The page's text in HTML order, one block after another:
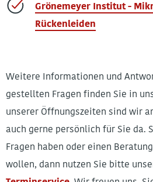
Grönemeyer Institut -
Rückenleiden
Weitere Informationen und
gestellten Fragen finden Sie in
unserer Öffnungszeiten sind wir
auch gerne persönlich für Sie da.
Fragen haben oder einen
wollen, dann nutzen Sie bitte